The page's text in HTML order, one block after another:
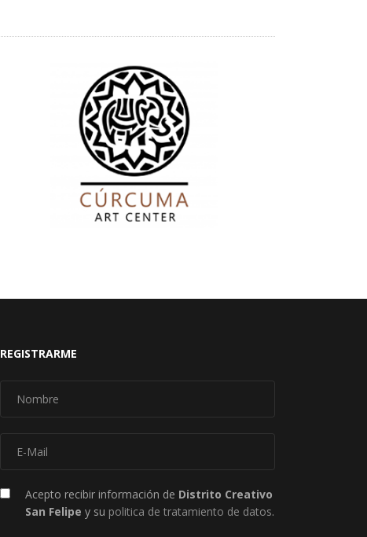
REGISTRARME
Acepto recibir información de Distrito Creativo
San Felipe y su politica de tratamiento de datos.